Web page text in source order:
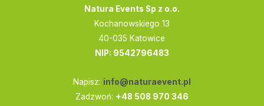
Natura Events Sp z o.o.
Kochanowskiego 13
40-035 Katowice
NIP: 9542796483
Napisz: info@naturaevent.pl
Zadzwoń: +48 508 970 346